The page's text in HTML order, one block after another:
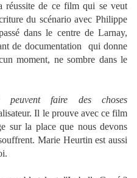
réussite de ce film qui se veut
du scénario avec Philippe
dans le centre de Larnay,
de documentation qui donne
moment, ne sombre dans le
peuvent faire des choses
Il le prouve avec ce film
sur la place que nous devons
Marie Heurtinest aussi